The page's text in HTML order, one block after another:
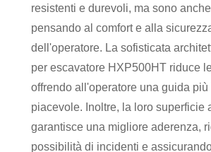
resistenti e durevoli, ma sono
pensando al comfort e alla
dell'operatore. La sofisticata
per escavatore HXP500HT riduce
offrendo all'operatore una guida più
piacevole. Inoltre, la loro superficie
garantisce una migliore aderenza,
possibilità di incidenti e